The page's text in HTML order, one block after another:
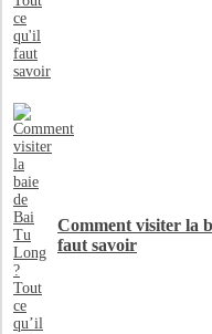
Comment visiter la
faut savoir